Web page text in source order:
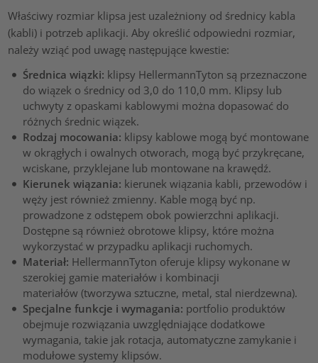
Właściwy rozmiar klipsa jest uzależniony od średnicy kabla
(kabli) i potrzeb aplikacji. Aby określić odpowiedni rozmiar,
należy wziąć pod uwagę następujące kwestie:
Średnica wiązki: klipsy HellermannTyton są przeznaczone
do wiązek o średnicy od 3,0 do 110,0 mm. Klipsy lub
uchwyty z opaskami kablowymi można dopasować do
różnych średnic wiązek.
Rodzaj mocowania: klipsy kablowe mogą być montowane
w okrągłych i owalnych otworach, mogą być przykręcane,
wciskane, przyklejane lub montowane na krawędź.
Kierunek wiązania: kierunek wiązania kabli, przewodów i
węży jest również zmienny. Kable mogą być np.
prowadzone z odstępem obok powierzchni aplikacji.
Dostępne są również obrotowe klipsy, które można
wykorzystać w przypadku aplikacji ruchomych.
Materiał: HellermannTyton oferuje klipsy wykonane w
szerokiej gamie materiałów i kombinacji
materiałów (tworzywa sztuczne, metal, stal nierdzewna).
Specjalne funkcje i wymagania: portfolio produktów
obejmuje rozwiązania uwzględniające dodatkowe
wymagania, takie jak rotacja, automatyczne zamykanie i
modułowe systemy klipsów.